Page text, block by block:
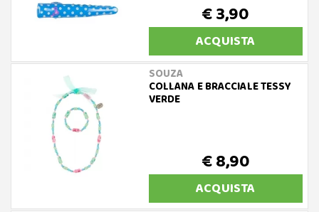
€ 3,90
ACQUISTA
SOUZA
COLLANA E BRACCIALE TESSY
VERDE
€ 8,90
ACQUISTA